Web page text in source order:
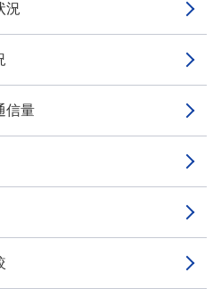
況
信量